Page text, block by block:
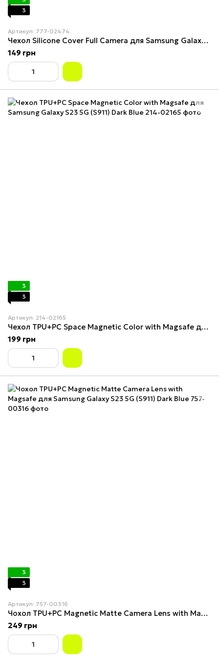
3
Артикул: 777-02474
Чехол Silicone Cover Full Camera для Samsung Galaxy S23 (S911) Maroon
149 грн
3
3
Артикул: 214-02165
Чехол TPU+PC Space Magnetic Color with Magsafe для Samsung Galaxy S23 5G (S911) Dark Blue
199 грн
3
3
Артикул: 757-00316
Чохол TPU+PC Magnetic Matte Camera Lens with Magsafe для Samsung Galaxy S23 5G (S911) Dark Blue
249 грн